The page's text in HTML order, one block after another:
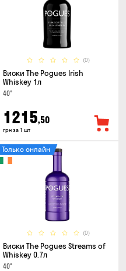
(0)
Виски The Pogues Irish
Whiskey 1л
40°
1215,50
грн за 1 шт
(0)
Только онлайн
Виски The Pogues Streams of
Whiskey 0.7л
40°